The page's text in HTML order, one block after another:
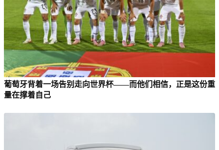
葡萄牙背着一场告别走向世界杯——而他们相信，正是这份重
量在撑着自己